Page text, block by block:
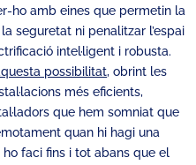
ho amb eines que permetin la
seguretat ni penalitzar l’espai
intel·ligent i robusta.
possibilitat, obrint les
més eficients,
que hem somniat que
quan hi hagi una
faci fins i tot abans que el